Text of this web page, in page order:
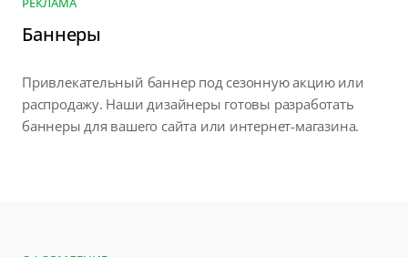
Баннеры
Привлекательный баннер под сезонную акцию или
распродажу. Наши дизайнеры готовы разработать
баннеры для вашего сайта или интернет-магазина.